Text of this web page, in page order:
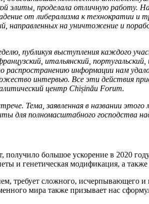
элиты, проделала отличную работу.
от либерализма к технократии
направленных на уничтожение и
публикуя выступления каждого
итальянский,
информации нам
интервью. Все эти действия
центр Chișinău Forum.
Тема, заявленная в названии
для полномасштабного господства
большое ускорение в 2020
и генетическая модификация, а
требует сложного, исчерпывающего и
мира также призывает нас